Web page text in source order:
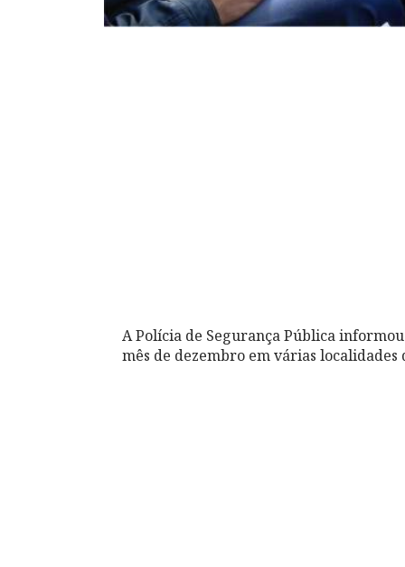
A Polícia de Segurança Pública
mês de dezembro em várias localidades